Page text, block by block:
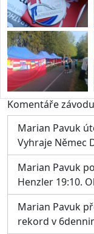
Komentáře
Marian Pavuk
Vyhraje Němec
Marian Pavuk
Henzler 19:10.
Marian Pavuk
rekord v